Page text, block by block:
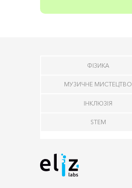
ФІЗИКА
МУЗИЧНЕ МИСТЕЦТВО
ІНКЛЮЗІЯ
STEM